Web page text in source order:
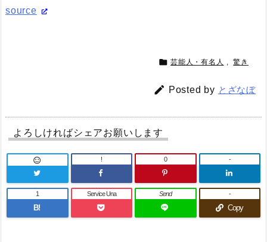
source
 芸能人・有名人 驚き
 Posted by とざなぼ
よろしければシェアお願いします
 ! 0 -
B!
1 Service Una Send
Copy
-